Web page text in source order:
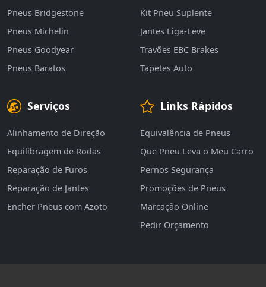
Pneus Bridgestone
Pneus Michelin
Pneus Goodyear
Pneus Baratos
Kit Pneu Suplente
Jantes Liga-Leve
Travões EBC Brakes
Tapetes Auto
Serviços
Alinhamento de Direção
Equilibragem de Rodas
Reparação de Furos
Reparação de Jantes
Encher Pneus com Azoto
Links Rápidos
Equivalência de Pneus
Que Pneu Leva o Meu Carro
Pernos Segurança
Promoções de Pneus
Marcação Online
Pedir Orçamento